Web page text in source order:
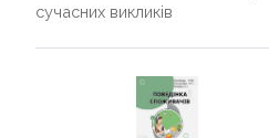
сучасних викликів